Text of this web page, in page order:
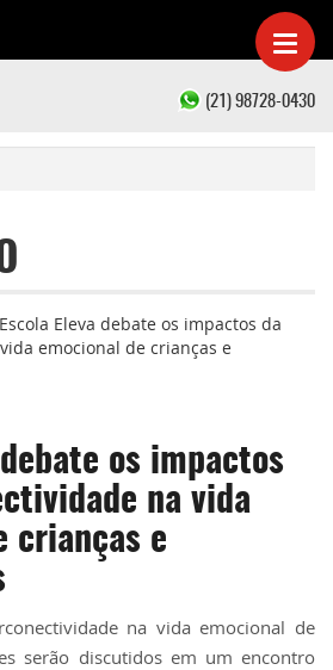
(21) 98728-0430
Escola Eleva debate os impactos da
emocional de crianças e
debate os impactos
na vida
crianças e
na vida emocional de
serão discutidos em um encontro